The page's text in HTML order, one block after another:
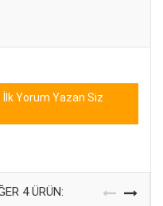
İlk Yorum Yazan Siz
4 ÜRÜN: